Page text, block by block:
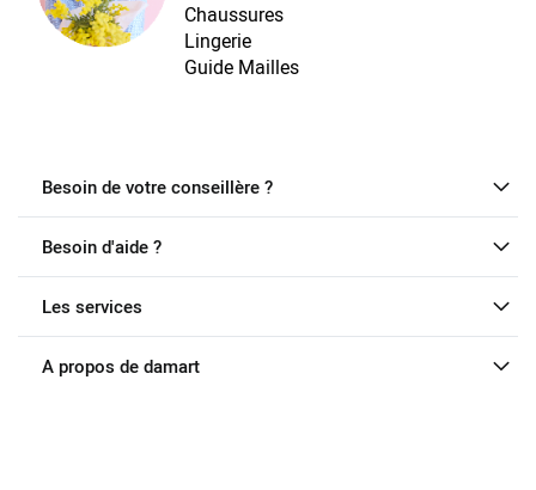
Chaussures
Lingerie
Guide Mailles
Besoin de votre conseillère ?
Besoin d'aide ?
Les services
A propos de damart